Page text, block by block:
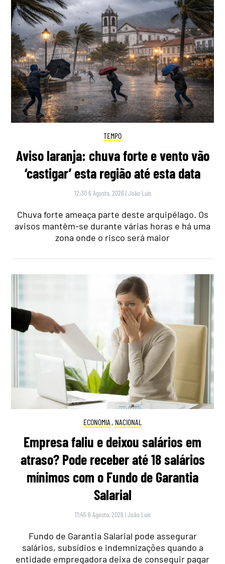
TEMPO
Aviso laranja: chuva forte e vento vão
‘castigar’ esta região até esta data
12:30 6 Agosto, 2026 |João Luís
Chuva forte ameaça parte deste arquipélago. Os
avisos mantêm-se durante várias horas e há uma
zona onde o risco será maior
ECONOMIA , NACIONAL
Empresa faliu e deixou salários em
atraso? Pode receber até 18 salários
mínimos com o Fundo de Garantia
Salarial
11:45 6 Agosto, 2026 |João Luís
Fundo de Garantia Salarial pode assegurar
salários, subsídios e indemnizações quando a
entidade empregadora deixa de conseguir pagar